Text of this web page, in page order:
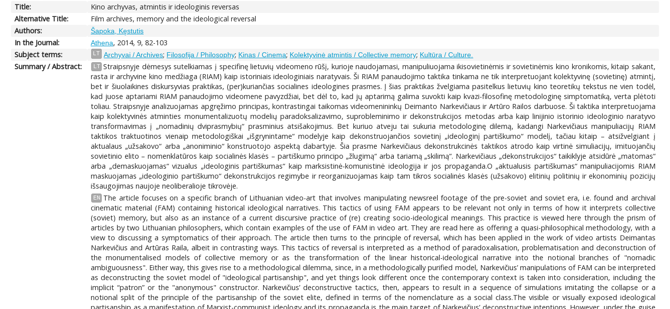
Title:
Kino archyvas, atmintis ir ideologinis reversas
Alternative Title:
Film archives, memory and the ideological reversal
Authors:
Šapoka, Kęstutis
In the Journal: Athena, 2014, 9, 82-103
Subject terms:
LT Archyvai / Archives; Filosofija / Philosophy; Kinas / Cinema; Kolektyvinė atmintis / Collective memory; Kultūra / Culture.
Summary / Abstract: LT Straipsnyje dėmesys sutelkiamas į specifinę lietuvių videomeno rūšį, kurioje naudojamasi, manipuliuojama ikisovietinėmis ir sovietinėmis kino kronikomis, kitaip sakant,
rasta ir archyvine kino medžiaga (RIAM) kaip istoriniais ideologiniais naratyvais. Ši RIAM panaudojimo taktika tinkama ne tik interpretuojant kolektyvinę (sovietinę) atmintį,
bet ir šiuolaikines diskursyvias praktikas, (per)kuriančias socialines ideologines prasmes. Į šias praktikas žvelgiama pasitelkus lietuvių kino teoretikų tekstus ne vien todėl,
kad juose aptariami RIAM panaudojimo videomene pavyzdžiai, bet dėl to, kad jų aptarimą galima suvokti kaip kvazi-filosofinę metodologinę simptomatiką, verta plėtoti
toliau. Straipsnyje analizuojamas apgręžimo principas, kontrastingai taikomas videomenininkų Deimanto Narkevičiaus ir Artūro Railos darbuose. Ši taktika interpretuojama
kaip kolektyvinės atminties monumentalizuotų modelių paradoksalizavimo, suprobleminimo ir dekonstrukcijos metodas arba kaip linijinio istorinio ideologinio naratyvo
transformavimas į „nomadinių dviprasmybių“ prasminius atsišakojimus. Bet kuriuo atveju tai sukuria metodologinę dilemą, kadangi Narkevičiaus manipuliacijų RIAM
taktikos traktuotinos vienaip metodologiškai „išgrynintame“ modelyje kaip dekonstruojančios sovietinį „ideologinį partiškumo“ modelį, tačiau kitaip – atsižvelgiant į
aktualaus „užsakovo“ arba „anoniminio“ konstruotojo aspektą dabartyje. Šia prasme Narkevičiaus dekonstrukcinės taktikos atrodo kaip virtinė simuliacijų, imituojančių
sovietinio elito – nomenklatūros kaip socialinės klasės – partiškumo principo „žlugimą“ arba tariamą „skilimą“. Narkevičiaus „dekonstrukcijos“ taikiklyje atsidūrė „matomas“
arba „demaskuojamas“ vizualus „ideologinis partiškumas“ kaip marksistinė-komunistinė ideologija ir jos propaganda.O „aktualusis partiškumas“ manipuliacijomis RIAM
maskuojamas „ideologinio partiškumo“ dekonstrukcijos regimybe ir reorganizuojamas kaip tam tikros socialinės klasės (užsakovo) elitinių politinių ir ekonominių pozicijų
išsaugojimas naujoje neoliberalioje tikrovėje.
EN
The article focuses on a specific branch of Lithuanian video-art that involves manipulating newsreel footage of the pre-soviet and soviet era, i.e. found and archival
cinematic material (FAM) containing historical ideological narratives. This tactics of using FAM appears to be relevant not only in terms of how it interprets collective
(soviet) memory, but also as an instance of a current discursive practice of (re) creating socio-ideological meanings. This practice is viewed here through the prism of
articles by two Lithuanian philosophers, which contain examples of the use of FAM in video art. They are read here as offering a quasi-philosophical methodology, with a
view to discussing a symptomatics of their approach. The article then turns to the principle of reversal, which has been applied in the work of video artists Deimantas
Narkevičius and Artūras Raila, albeit in contrasting ways. This tactics of reversal is interpreted as a method of paradoxalisation, problematisation and deconstruction of
the monumentalised models of collective memory or as the transformation of the linear historical-ideological narrative into the notional branches of "nomadic
ambiguousness". Either way, this gives rise to a methodological dilemma, since, in a methodologically purified model, Narkevičius’ manipulations of FAM can be interpreted
as deconstructing the soviet model of "ideological partisanship", and yet things look different once the contemporary context is taken into consideration, including the
implicit “patron” or the "anonymous" constructor. Narkevičius’ deconstructive tactics, then, appears to result in a sequence of simulations imitating the collapse or a
notional split of the principle of the partisanship of the soviet elite, defined in terms of the nomenclature as a social class.The visible or visually exposed ideological